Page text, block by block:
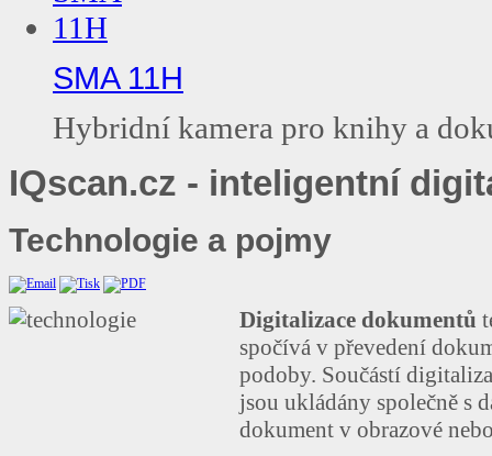
SMA 11H
Hybridní kamera pro knihy a
IQscan.cz - inteligentní
Technologie a pojmy
Digitalizace dokumentů
spočívá v převedení
podoby. Součástí
jsou ukládány společně s
dokument v obrazové